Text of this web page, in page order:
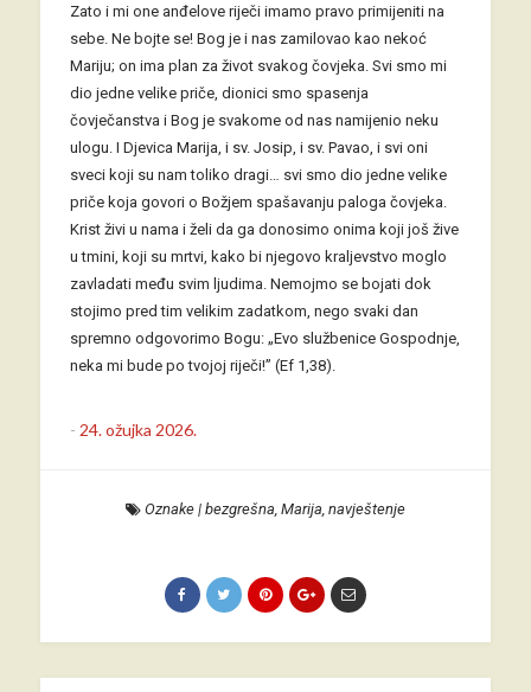
Zato i mi one anđelove riječi imamo pravo primijeniti na
sebe. Ne bojte se! Bog je i nas zamilovao kao nekoć
Mariju; on ima plan za život svakog čovjeka. Svi smo mi
dio jedne velike priče, dionici smo spasenja
čovječanstva i Bog je svakome od nas namijenio neku
ulogu. I Djevica Marija, i sv. Josip, i sv. Pavao, i svi oni
sveci koji su nam toliko dragi… svi smo dio jedne velike
priče koja govori o Božjem spašavanju paloga čovjeka.
Krist živi u nama i želi da ga donosimo onima koji još žive
u tmini, koji su mrtvi, kako bi njegovo kraljevstvo moglo
zavladati među svim ljudima. Nemojmo se bojati dok
stojimo pred tim velikim zadatkom, nego svaki dan
spremno odgovorimo Bogu: „Evo službenice Gospodnje,
neka mi bude po tvojoj riječi!” (Ef 1,38).
- 24. ožujka 2026.
Oznake| bezgrešna Marija navještenje